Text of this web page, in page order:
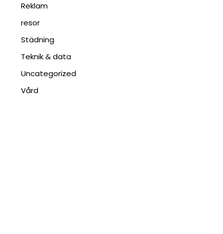
Reklam
resor
Städning
Teknik & data
Uncategorized
Vård